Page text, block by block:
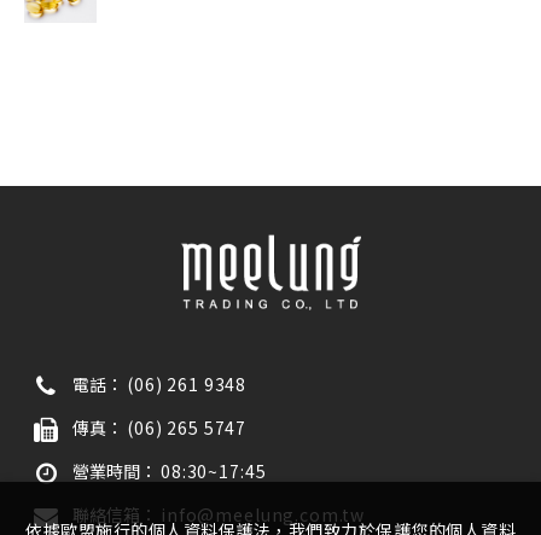
電話： (06) 261 9348
傳真： (06) 265 5747
營業時間： 08:30~17:45
聯絡信箱： info@meelung.com.tw
依據歐盟施行的個人資料保護法，我們致力於保護您的個人資料